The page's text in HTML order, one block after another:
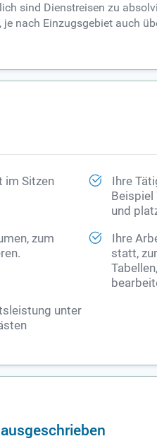
sind Dienstreisen zu
nach Einzugsgebiet auch
im Sitzen
Ihre
und
zum
Ihre
statt,
unter